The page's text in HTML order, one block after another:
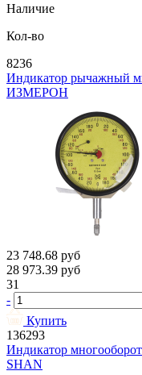
Наличие
Кол-во
8236
Индикатор рычажный
ИЗМЕРОН
23 748.68 руб
28 973.39 руб
31
-
Купить
136293
Индикатор
SHAN